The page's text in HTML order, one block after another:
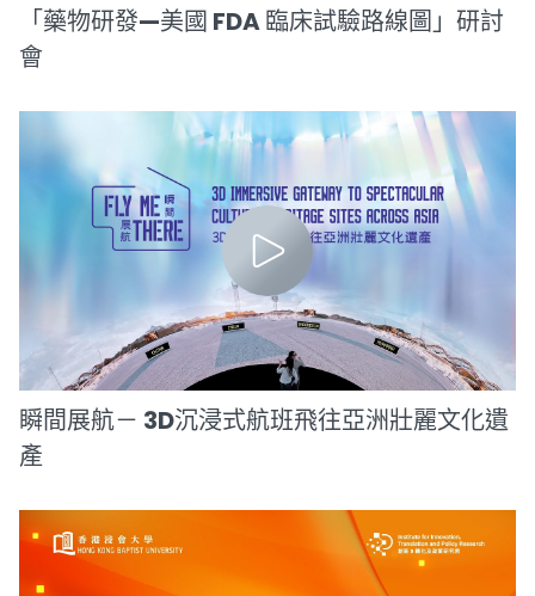
「藥物研發—美國 FDA 臨床試驗路線圖」研討
會
瞬間展航－ 3D沉浸式航班飛往亞洲壯麗文化遺
產